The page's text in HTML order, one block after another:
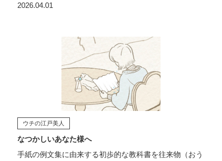
2026.04.01
ウチの江戸美人
なつかしいあなた様へ
手紙の例文集に由来する初歩的な教科書を往来物（おう